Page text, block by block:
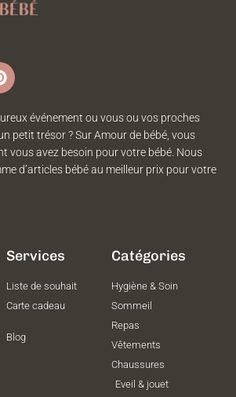
événement ou vous ou vos proches
petit trésor ? Sur Amour de bébé, vous
vous avez besoin pour votre bébé. Nous
d’articles bébé au meilleur prix pour votre
Services
Liste de souhait
Carte cadeau
Blog
Catégories
Hygiène & Soin
Sommeil
Repas
Vêtements
Chaussures
Eveil & jouet